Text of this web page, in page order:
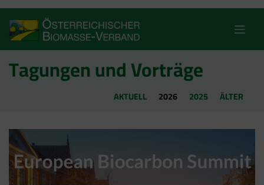
content
Tagungen und Vorträge
AKTUELL 2026 2025 ÄLTER